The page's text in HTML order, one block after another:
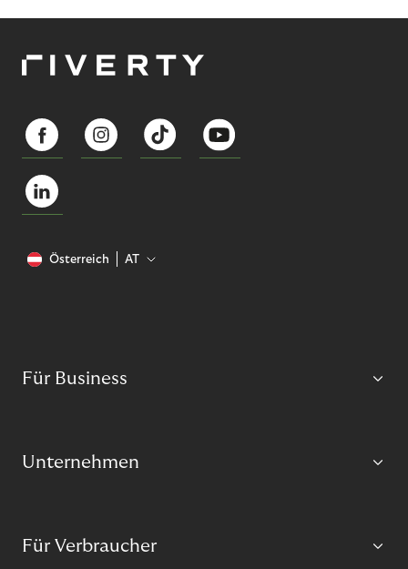
Österreich AT
Für Business
Unternehmen
Für Verbraucher